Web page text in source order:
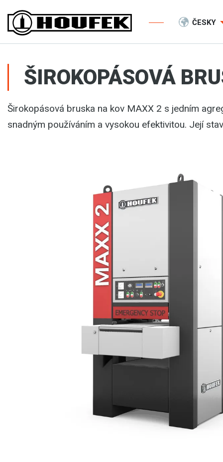
ČESKY
ŠIROKOPÁSOVÁ
Širokopásová bruska na kov MAXX 2 s jedním
snadným používáním a vysokou efektivitou. Její